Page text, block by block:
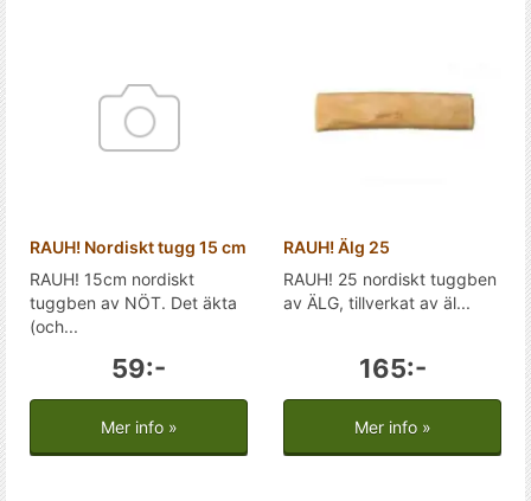
RAUH! Nordiskt tugg 15 cm
RAUH! 15cm nordiskt
tuggben av NÖT. Det äkta
(och...
59:-
Mer info »
RAUH! Älg 25
RAUH! 25 nordiskt tuggben
av ÄLG, tillverkat av äl...
165:-
Mer info »